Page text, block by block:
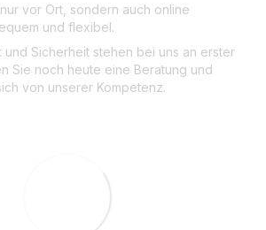
vor Ort, sondern auch online
und flexibel.
und Sicherheit stehen bei uns an erster
Sie noch heute eine Beratung und
von unserer Kompetenz.